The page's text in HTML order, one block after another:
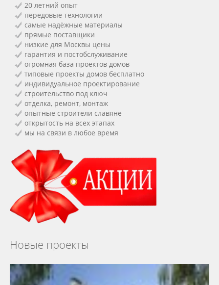
20 летний опыт
передовые технологии
самые надёжные материалы
прямые поставщики
низкие для Москвы цены
гарантия и постобслуживание
огромная база проектов домов
типовые проекты домов бесплатно
индивидуальное проектирование
строительство под ключ
отделка, ремонт, монтаж
опытные строители славяне
открытость на всех этапах
мы на связи в любое время
Новые проекты